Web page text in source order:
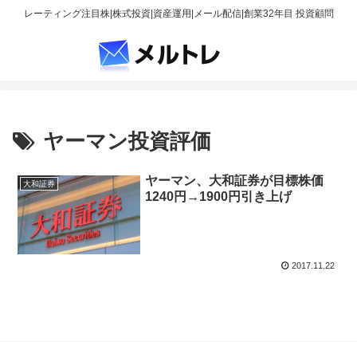
レーティング注目株|株式投資|資産運用|メール配信|創業32年目 投資顧問
ヤーマン投資評価
大和証券
ヤーマン、大和証券が目標株価
1240円→1900円引き上げ
2017.11.22